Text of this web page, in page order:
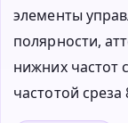
элементы
полярности,
нижних частот
частотой среза